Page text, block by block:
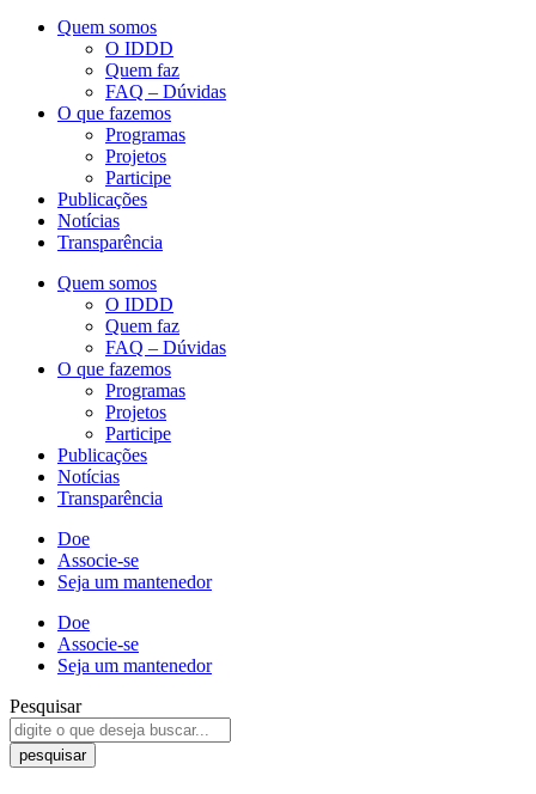
Quem somos
O IDDD
Quem faz
FAQ – Dúvidas
O que fazemos
Programas
Projetos
Participe
Publicações
Notícias
Transparência
Quem somos
O IDDD
Quem faz
FAQ – Dúvidas
O que fazemos
Programas
Projetos
Participe
Publicações
Notícias
Transparência
Doe
Associe-se
Seja um mantenedor
Doe
Associe-se
Seja um mantenedor
Pesquisar
pesquisar